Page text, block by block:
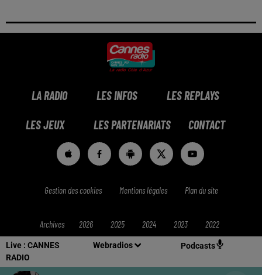
Live : CANNES
RADIO
Webradios Podcasts
LA RADIO LES INFOS LES REPLAYS
LES JEUX LES PARTENARIATS CONTACT
Gestion des cookies Mentions légales Plan du site
Archives 2026 2025 2024 2023 2022